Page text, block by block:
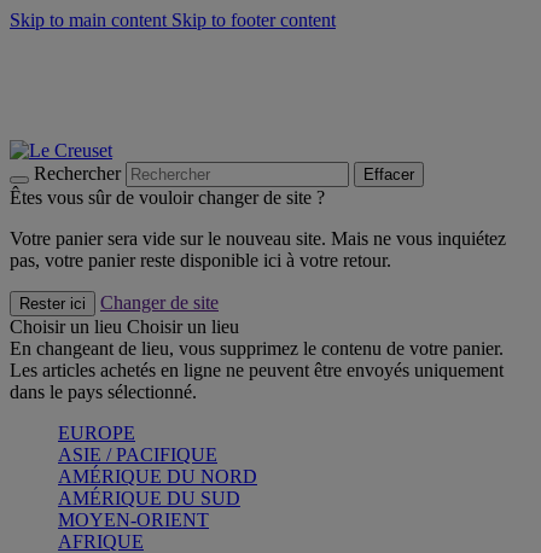
Skip to main content Skip to footer content
Rechercher Effacer
Êtes vous sûr de vouloir changer de site ?
Votre panier sera vide sur le nouveau site. Mais ne vous inquiétez
pas, votre panier reste disponible ici à votre retour.
Rester ici
Changer de site
Choisir un lieu Choisir un lieu
En changeant de lieu, vous supprimez le contenu de votre panier.
Les articles achetés en ligne ne peuvent être envoyés uniquement
dans le pays sélectionné.
EUROPE
ASIE / PACIFIQUE
AMÉRIQUE DU NORD
AMÉRIQUE DU SUD
MOYEN-ORIENT
AFRIQUE